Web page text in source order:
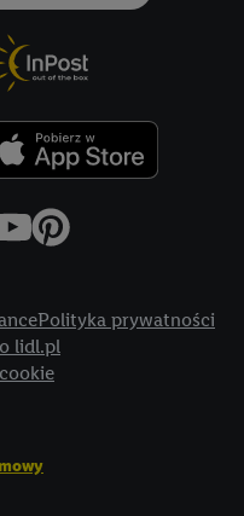
Polityka prywatności
lidl.pl